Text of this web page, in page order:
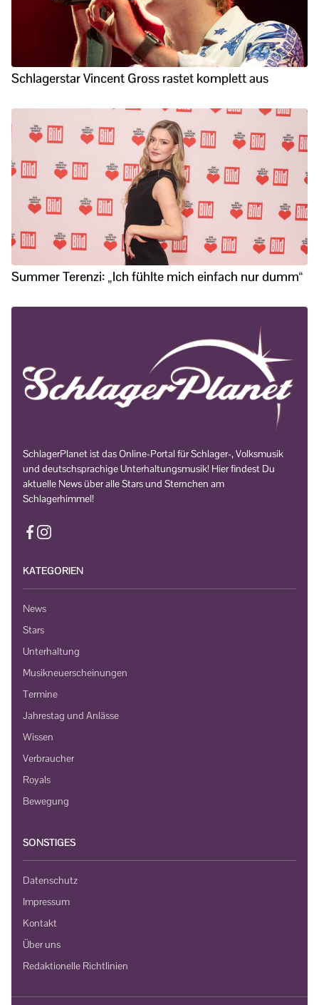
Schlagerstar Vincent Gross rastet komplett aus
Summer Terenzi: „Ich fühlte mich einfach nur dumm“
SchlagerPlanet ist das Online-Portal für Schlager-, Volksmusik
und deutschsprachige Unterhaltungsmusik! Hier findest Du
aktuelle News über alle Stars und Sternchen am
Schlagerhimmel!
KATEGORIEN
News
Stars
Unterhaltung
Musikneuerscheinungen
Termine
Jahrestag und Anlässe
Wissen
Verbraucher
Royals
Bewegung
SONSTIGES
Datenschutz
Impressum
Kontakt
Über uns
Redaktionelle Richtlinien